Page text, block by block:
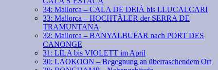
34: Mallorca – CALA DE DEIÀ bis LLUCALCARI
33: Mallorca – HOCHTÄLER der SERRA DE
TRAMUNTANA
32: Mallorca – BANYALBUFAR nach PORT DES
CANONGE
31: LILA bis VIOLETT im April
30: LAOKOON – Begegnung an überraschendem Ort